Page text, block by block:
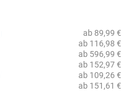
ab 89,99 €
ab 116,98 €
ab 596,99 €
ab 152,97 €
ab 109,26 €
ab 151,61 €